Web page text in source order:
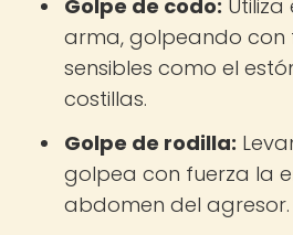
Golpe de codo:
arma, golpeando con
sensibles como el
costillas.
Golpe de rodilla:
golpea con fuerza la
abdomen del agresor.